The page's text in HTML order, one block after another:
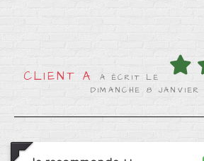
CLIENT A
A ÉCRIT LE
DIMANCHE 8